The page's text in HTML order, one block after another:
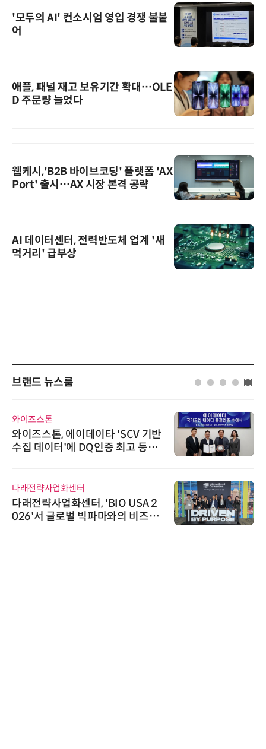
'모두의 AI' 컨소시엄 영입 경쟁 불붙
어
애플, 패널 재고 보유기간 확대…OLE
D 주문량 늘었다
웹케시,'B2B 바이브코딩' 플랫폼 'AX
Port' 출시…AX 시장 본격 공략
AI 데이터센터, 전력반도체 업계 '새
먹거리' 급부상
브랜드 뉴스룸
데이타 'SCV 기반
인증 최고 등급
센터, 'BIO USA 2
파마와의 비즈니
AIPD
“특허분석도 AI
'AX' 시대 본격
AI IP데이터분석
슈퍼솔루션
슈퍼솔루션,
ooling Summit